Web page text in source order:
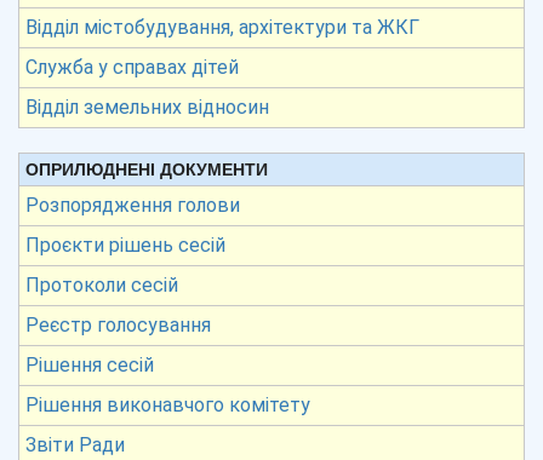
Відділ містобудування, архітектури та ЖКГ
Служба у справах дітей
Відділ земельних відносин
ОПРИЛЮДНЕНІ ДОКУМЕНТИ
Розпорядження голови
Проєкти рішень сесій
Протоколи сесій
Реєстр голосування
Рішення сесій
Рішення виконавчого комітету
Звіти Ради